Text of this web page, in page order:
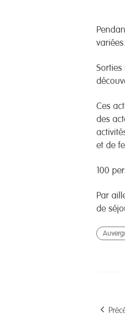
variées.
Ces
des
et de
100
Par
de